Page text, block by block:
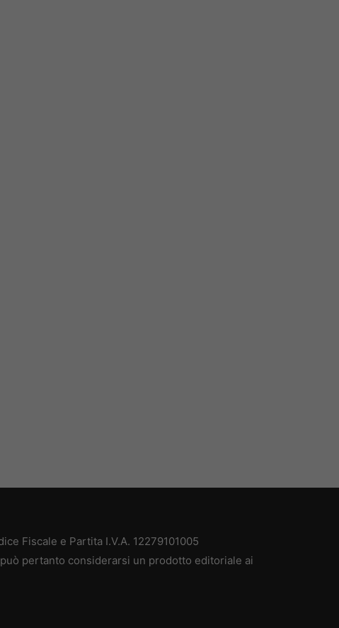
Fiscale e Partita I.V.A. 12279101005
pertanto considerarsi un prodotto editoriale ai